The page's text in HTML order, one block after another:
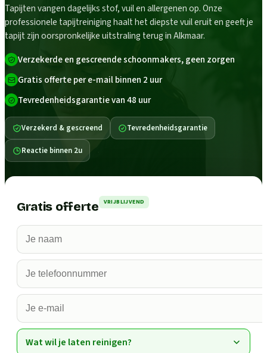
Tapijten vangen dagelijks stof, vuil en allergenen op. Onze
professionele tapijtreiniging haalt het diepste vuil eruit en geeft je
tapijt zijn oorspronkelijke uitstraling terug in Alkmaar.
Verzekerde en gescreende schoonmakers, geen zorgen
Gratis offerte per e-mail binnen 2 uur
Tevredenheidsgarantie van 48 uur
Verzekerd & gescreend Tevredenheidsgarantie
Reactie binnen 2u
Gratis offerte VRIJBLIJVEND
Wat wil je laten reinigen?